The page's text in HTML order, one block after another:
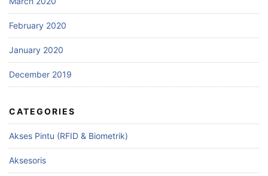
February 2020
January 2020
December 2019
CATEGORIES
Akses Pintu (RFID & Biometrik)
Aksesoris